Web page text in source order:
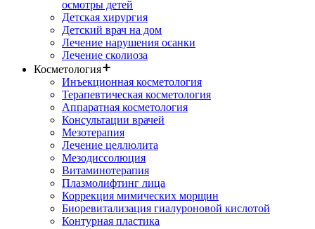
осмотры детей
Детская хирургия
Детский врач на дом
Лечение нарушения осанки
Лечение сколиоза
Косметология
Инъекционная косметология
Терапевтическая косметология
Аппаратная косметология
Консультации врачей
Мезотерапия
Лечение целлюлита
Мезодиссолюция
Витаминотерапия
Плазмолифтинг лица
Коррекция мимических морщин
Биоревитализация гиалуроновой кислотой
Контурная пластика